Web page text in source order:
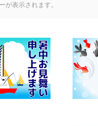
が表示されます。